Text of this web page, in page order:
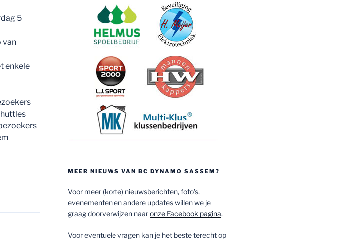
5
van
enkele
MEER NIEUWS VAN BC DYNAMO SASSEM?
Voor meer (korte) nieuwsberichten, foto's,
evenementen en andere updates willen we je
graag doorverwijzen naaronze Facebook pagina.
Voor eventuele vragen kan je het beste terecht op